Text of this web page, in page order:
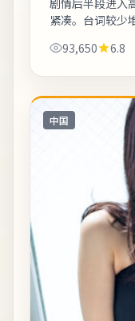
紧凑。台词较少
幕后岗位致敬。
93,650 6.8
中国